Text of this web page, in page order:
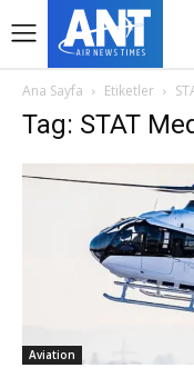
Ana Sayfa Etiketler
Tag: STAT
Aviation